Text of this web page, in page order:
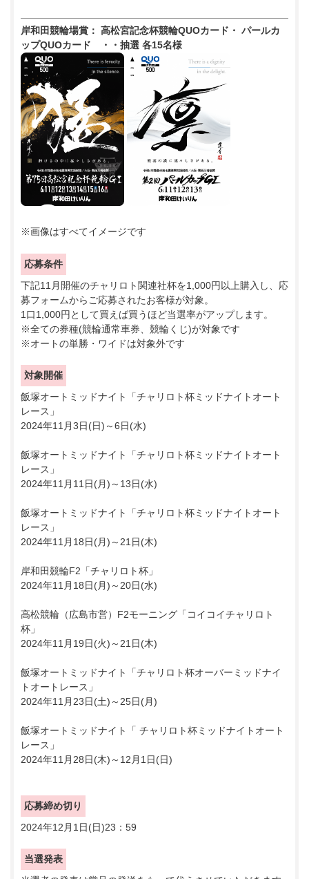
岸和田競輪場賞： 高松宮記念杯競輪QUOカード・ パールカ
ップQUOカード ・・抽選 各15名様
※画像はすべてイメージです
応募条件
下記11月開催のチャリロト関連社杯を1,000円以上購入し、応
募フォームからご応募されたお客様が対象。
1口1,000円として買えば買うほど当選率がアップします。
※全ての券種(競輪通常車券、競輪くじ)が対象です
※オートの単勝・ワイドは対象外です
対象開催
飯塚オートミッドナイト「チャリロト杯ミッドナイトオート
レース」
2024年11月3日(日)～6日(水)
飯塚オートミッドナイト「チャリロト杯ミッドナイトオート
レース」
2024年11月11日(月)～13日(水)
飯塚オートミッドナイト「チャリロト杯ミッドナイトオート
レース」
2024年11月18日(月)～21日(木)
岸和田競輪F2「チャリロト杯」
2024年11月18日(月)～20日(水)
高松競輪（広島市営）F2モーニング「コイコイチャリロト
杯」
2024年11月19日(火)～21日(木)
飯塚オートミッドナイト「チャリロト杯オーバーミッドナイ
トオートレース」
2024年11月23日(土)～25日(月)
飯塚オートミッドナイト「 チャリロト杯ミッドナイトオート
レース」
2024年11月28日(木)～12月1日(日)
応募締め切り
2024年12月1日(日)23：59
当選発表